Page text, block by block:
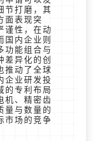
节打磨，其
面表现突
谨性，在动
国内企业则
功能组合与
差异化的创
推动了全球
企业研发投
的专利布局
机、精密齿
量与数量的
市场的竞争